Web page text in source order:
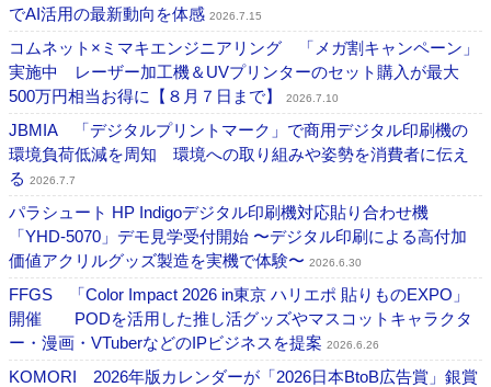
でAI活用の最新動向を体感 2026.7.15
コムネット×ミマキエンジニアリング 「メガ割キャンペーン」
実施中 レーザー加工機＆UVプリンターのセット購入が最大
500万円相当お得に【８月７日まで】
2026.7.10
JBMIA 「デジタルプリントマーク」で商用デジタル印刷機の
環境負荷低減を周知 環境への取り組みや姿勢を消費者に伝え
る 2026.7.7
パラシュート HP Indigoデジタル印刷機対応貼り合わせ機
「YHD-5070」デモ見学受付開始 〜デジタル印刷による高付加
価値アクリルグッズ製造を実機で体験〜 2026.6.30
FFGS 「Color Impact 2026 in東京 ハリエポ 貼りものEXPO」
開催 PODを活用した推し活グッズやマスコットキャラクタ
ー・漫画・VTuberなどのIPビジネスを提案 2026.6.26
KOMORI 2026年版カレンダーが「2026日本BtoB広告賞」銀賞